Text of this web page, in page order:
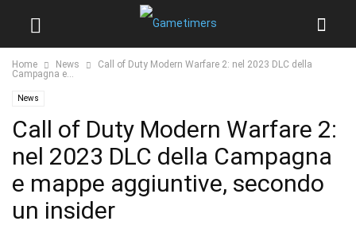
Home News
Call of Duty Modern Warfare 2: nel 2023 DLC della
Campagna e...
News
Call of Duty Modern Warfare 2:
nel 2023 DLC della Campagna
e mappe aggiuntive, secondo
un insider